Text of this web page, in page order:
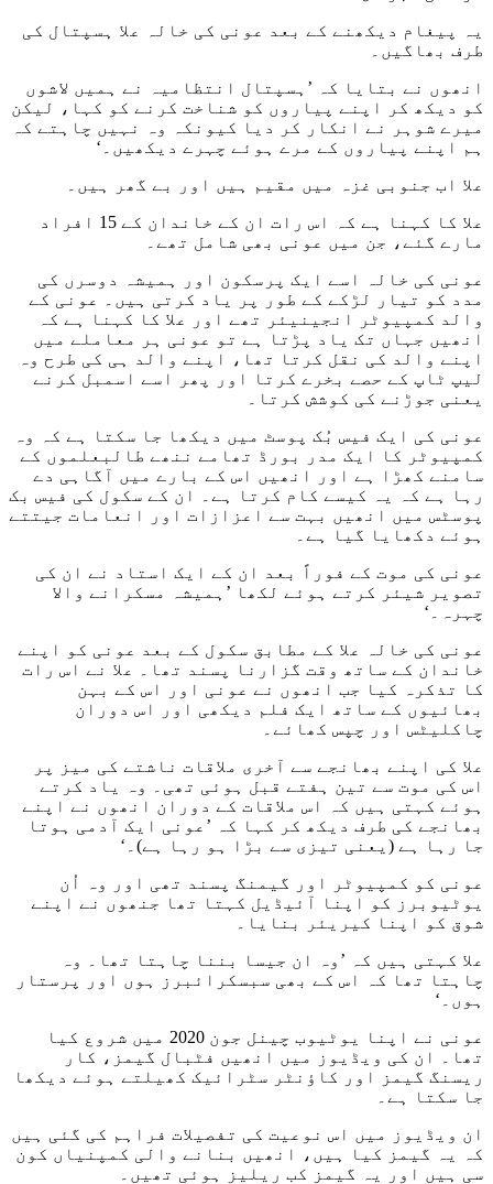
یہ پیغام دیکھنے کے بعد عونی کی خالہ علا ہسپتال کی
طرف بھاگیں۔
انھوں نے بتایا کہ ’ہسپتال انتظامیہ نے ہمیں لاشوں
کو دیکھ کر اپنے پیاروں کو شناخت کرنے کو کہا، لیکن
میرے شوہر نے انکار کر دیا کیونکہ وہ نہیں چاہتے کہ
ہم اپنے پیاروں کے مرے ہوئے چہرے دیکھیں۔‘
علا اب جنوبی غزہ میں مقیم ہیں اور بے گھر ہیں۔
علا کا کہنا ہے کہ اس رات ان کے خاندان کے 15 افراد
مارے گئے، جن میں عونی بھی شامل تھے۔
عونی کی خالہ اسے ایک پرسکون اور ہمیشہ دوسرں کی
مدد کو تیار لڑکے کے طور پر یاد کرتی ہیں۔ عونی کے
والد کمپیوٹر انجینیئر تھے اور علا کا کہنا ہے کہ
انھیں جہاں تک یاد پڑتا ہے تو عونی ہر معاملے میں
اپنے والد کی نقل کرتا تھا، اپنے والد ہی کی طرح وہ
لیپ ٹاپ کے حصے بخرے کرتا اور پھر اسے اسمبل کرنے
یعنی جوڑنے کی کوشش کرتا۔
عونی کی ایک فیس بُک پوسٹ میں دیکھا جا سکتا ہے کہ وہ
کمپیوٹر کا ایک مدر بورڈ تھامے ننھے طالبعلموں کے
سامنے کھڑا ہے اور انھیں اس کے بارے میں آگاہی دے
رہا ہے کہ یہ کیسے کام کرتا ہے۔ ان کے سکول کی فیس بک
پوسٹس میں انھیں بہت سے اعزازات اور انعامات جیتتے
ہوئے دکھایا گیا ہے۔
عونی کی موت کے فوراً بعد ان کے ایک استاد نے ان کی
تصویر شیئر کرتے ہوئے لکھا ’ہمیشہ مسکرانے والا
چہرہ۔‘
عونی کی خالہ علا کے مطابق سکول کے بعد عونی کو اپنے
خاندان کے ساتھ وقت گزارنا پسند تھا۔ علا نے اس رات
کا تذکرہ کیا جب انھوں نے عونی اور اس کے بہن
بھائیوں کے ساتھ ایک فلم دیکھی اور اس دوران
چاکلیٹس اور چپس کھائے۔
علا کی اپنے بھانجے سے آخری ملاقات ناشتے کی میز پر
اس کی موت سے تین ہفتے قبل ہوئی تھی۔ وہ یاد کرتے
ہوئے کہتی ہیں کہ اس ملاقات کے دوران انھوں نے اپنے
بھانجے کی طرف دیکھ کر کہا کہ ’عونی ایک آدمی ہوتا
جا رہا ہے (یعنی تیزی سے بڑا ہو رہا ہے)۔‘
عونی کو کمپیوٹر اور گیمنگ پسند تھی اور وہ اُن
یوٹیوبرز کو اپنا آئیڈیل کہتا تھا جنھوں نے اپنے
شوق کو اپنا کیریئر بنایا۔
علا کہتی ہیں کہ ’وہ ان جیسا بننا چاہتا تھا۔ وہ
چاہتا تھا کہ اس کے بھی سبسکرائبرز ہوں اور پرستار
ہوں۔‘
عونی نے اپنا یوٹیوب چینل جون 2020 میں شروع کیا
تھا۔ ان کی ویڈیوز میں انھیں فٹبال گیمز، کار
ریسنگ گیمز اور کاؤنٹر سٹرائیک کھیلتے ہوئے دیکھا
جا سکتا ہے۔
ان ویڈیوز میں اس نوعیت کی تفصیلات فراہم کی گئی ہیں
کہ یہ گیمز کیا ہیں، انھیں بنانے والی کمپنیاں کون
سی ہیں اور یہ گیمز کب ریلیز ہوئی تھیں۔